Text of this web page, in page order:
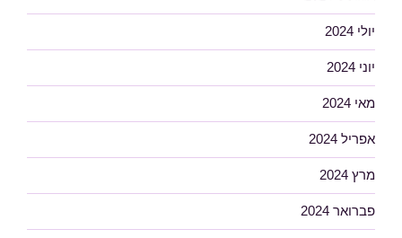
יולי 2024
יוני 2024
מאי 2024
אפריל 2024
מרץ 2024
פברואר 2024